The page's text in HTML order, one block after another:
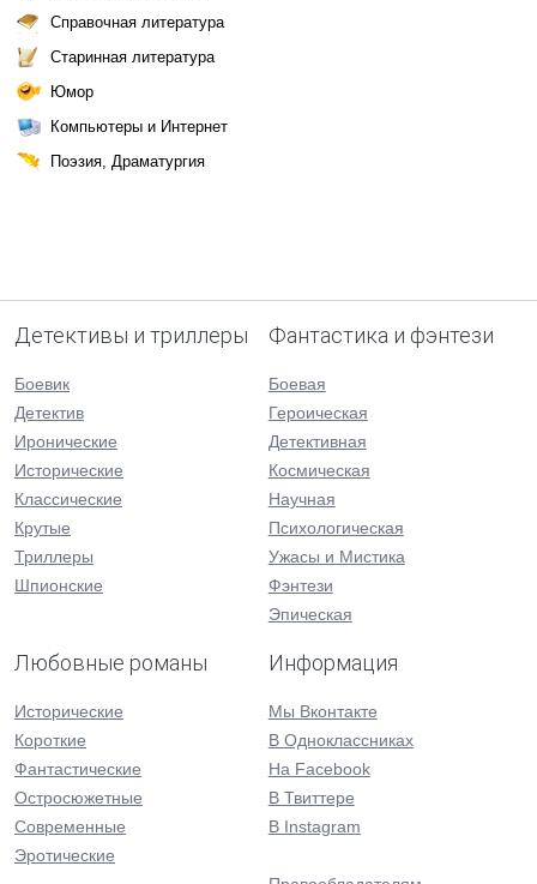
Справочная литература
Старинная литература
Юмор
Компьютеры и Интернет
Поэзия, Драматургия
Детективы и триллеры
Боевик
Детектив
Иронические
Исторические
Классические
Крутые
Триллеры
Шпионские
Фантастика и фэнтези
Боевая
Героическая
Детективная
Космическая
Научная
Психологическая
Ужасы и Мистика
Фэнтези
Эпическая
Любовные романы
Исторические
Короткие
Фантастические
Остросюжетные
Современные
Эротические
Информация
Мы Вконтакте
В Одноклассниках
На Facebook
В Твиттере
В Instagram